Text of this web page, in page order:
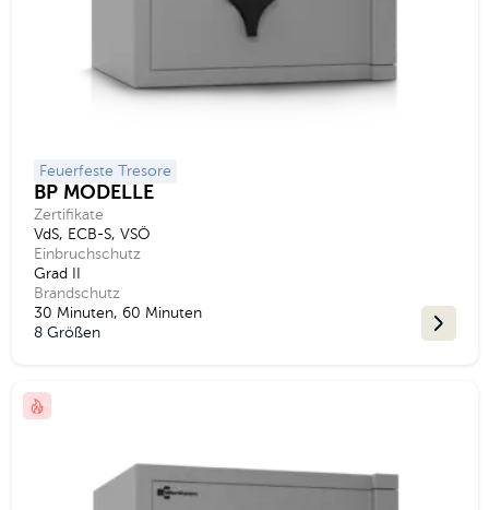
Feuerfeste Tresore
BP MODELLE
Zertifikate
VdS, ECB-S, VSÖ
Einbruchschutz
Grad II
Brandschutz
30 Minuten, 60 Minuten
8 Größen